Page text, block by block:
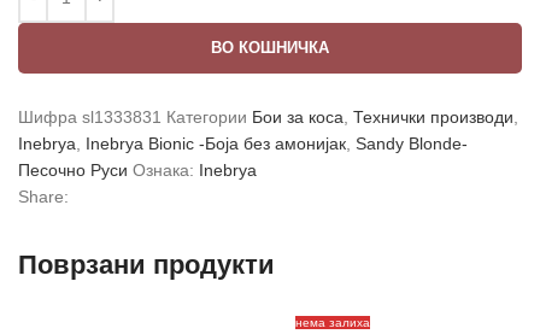
ВО КОШНИЧКА
Шифра sl1333831 Категории Бои за коса Технички производи
Inebrya
Inebrya Bionic -Боја без амонијак Sandy Blonde-
Песочно Руси Ознака: Inebrya
Share:
Поврзани продукти
нема залиха